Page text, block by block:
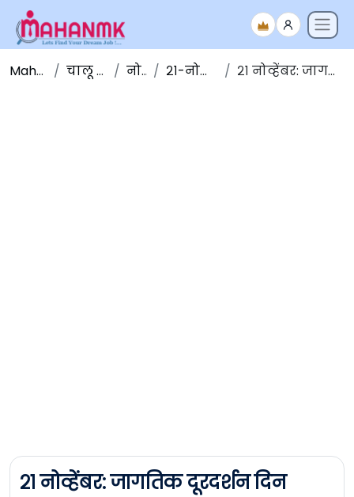
Maha NMK चालू घडामोडी नोव्हेंबर २१-नोव्हेंबर-२०१९ २१ नोव्हेंबर: जागतिक दूरदर्शन दिन
२१ नोव्हेंबर: जागतिक दूरदर्शन दिन